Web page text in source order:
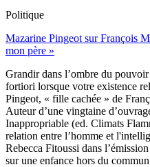
Politique
Mazarine Pingeot sur François
mon père »
Grandir dans l’ombre du
fortiori lorsque votre existence
Pingeot, « fille cachée » de
Auteur d’une vingtaine
Inappropriable (ed. Climats
relation entre l’homme et
Rebecca Fitoussi dans
sur une enfance hors du